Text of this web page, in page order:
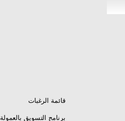
قائمة الرغبات
برنامج التسويق بالعمولة